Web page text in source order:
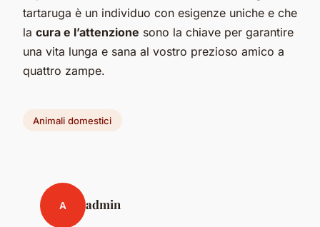
tartaruga è un individuo con esigenze uniche e che
la cura e l’attenzione sono la chiave per garantire
una vita lunga e sana al vostro prezioso amico a
quattro zampe.
Animali domestici
A admin